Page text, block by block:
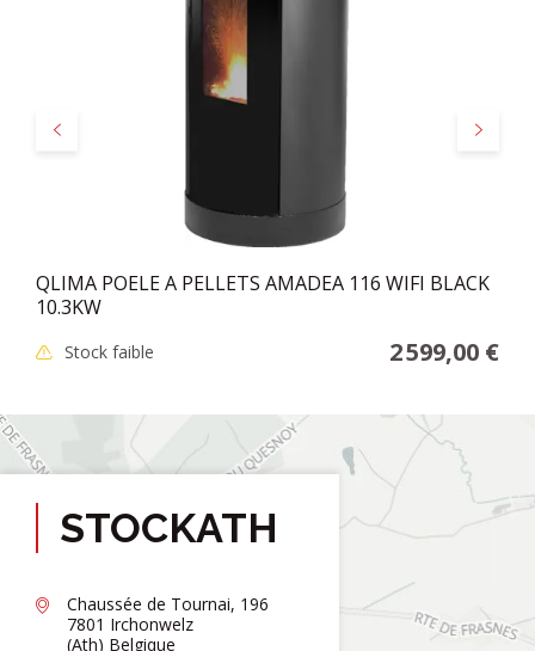
Précédent Suivant
QLIMA POELE A PELLETS AMADEA 116 WIFI BLACK
10.3KW
Stock faible 2 599,00 €
STOCKATH
Chaussée de Tournai, 196
7801 Irchonwelz
(Ath) Belgique